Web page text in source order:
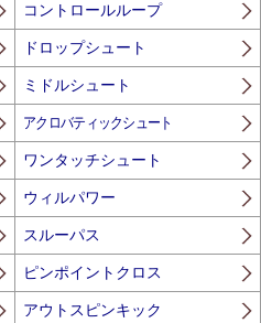
コントロールループ
ドロップシュート
ミドルシュート
アクロバティックシュート
ワンタッチシュート
ウィルパワー
スルーパス
ピンポイントクロス
アウトスピンキック